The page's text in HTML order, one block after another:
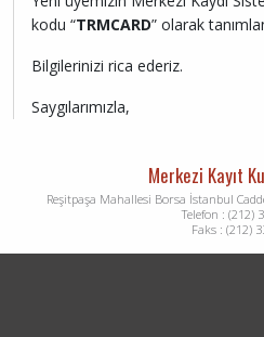
kodu “TRMCARD” olarak
Bilgilerinizi rica ederiz.
Saygılarımızla,
Merkezi Kayıt
Reşitpaşa Mahallesi Borsa İstanbul
Telefon : (212)
Faks : (212)